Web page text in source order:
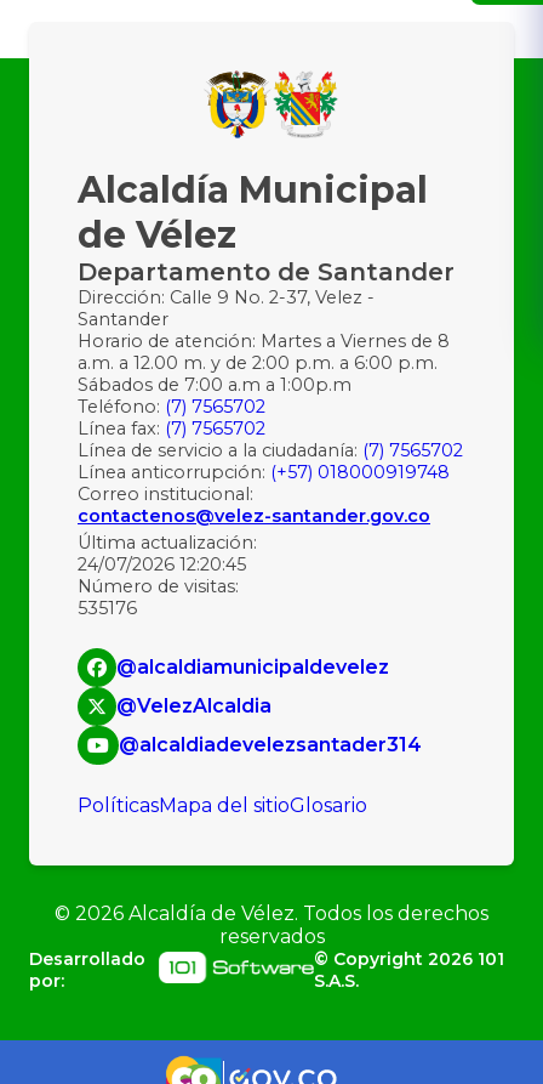
Alcaldía Municipal
de Vélez
Departamento de Santander
Dirección: Calle 9 No. 2-37, Velez -
Santander
Horario de atención: Martes a Viernes de 8
a.m. a 12.00 m. y de 2:00 p.m. a 6:00 p.m.
Sábados de 7:00 a.m a 1:00p.m
Teléfono: (7) 7565702
Línea fax: (7) 7565702
Línea de servicio a la ciudadanía: (7) 7565702
Línea anticorrupción: (+57) 018000919748
Correo institucional:
contactenos@velez-santander.gov.co
Última actualización:
24/07/2026 12:20:45
Número de visitas:
535176
@alcaldiamunicipaldevelez
@VelezAlcaldia
@alcaldiadevelezsantader314
PolíticasMapa del sitioGlosario
© 2026 Alcaldía de Vélez. Todos los derechos
reservados
Desarrollado
por:
© Copyright2026 101
S.A.S.